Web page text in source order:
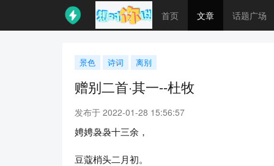
首页 文章 话题广场
景色 诗词 离别
赠别二首·其一--杜牧
发布于 2022-01-28 15:56:57
娉娉袅袅十三余，
豆蔻梢头二月初。